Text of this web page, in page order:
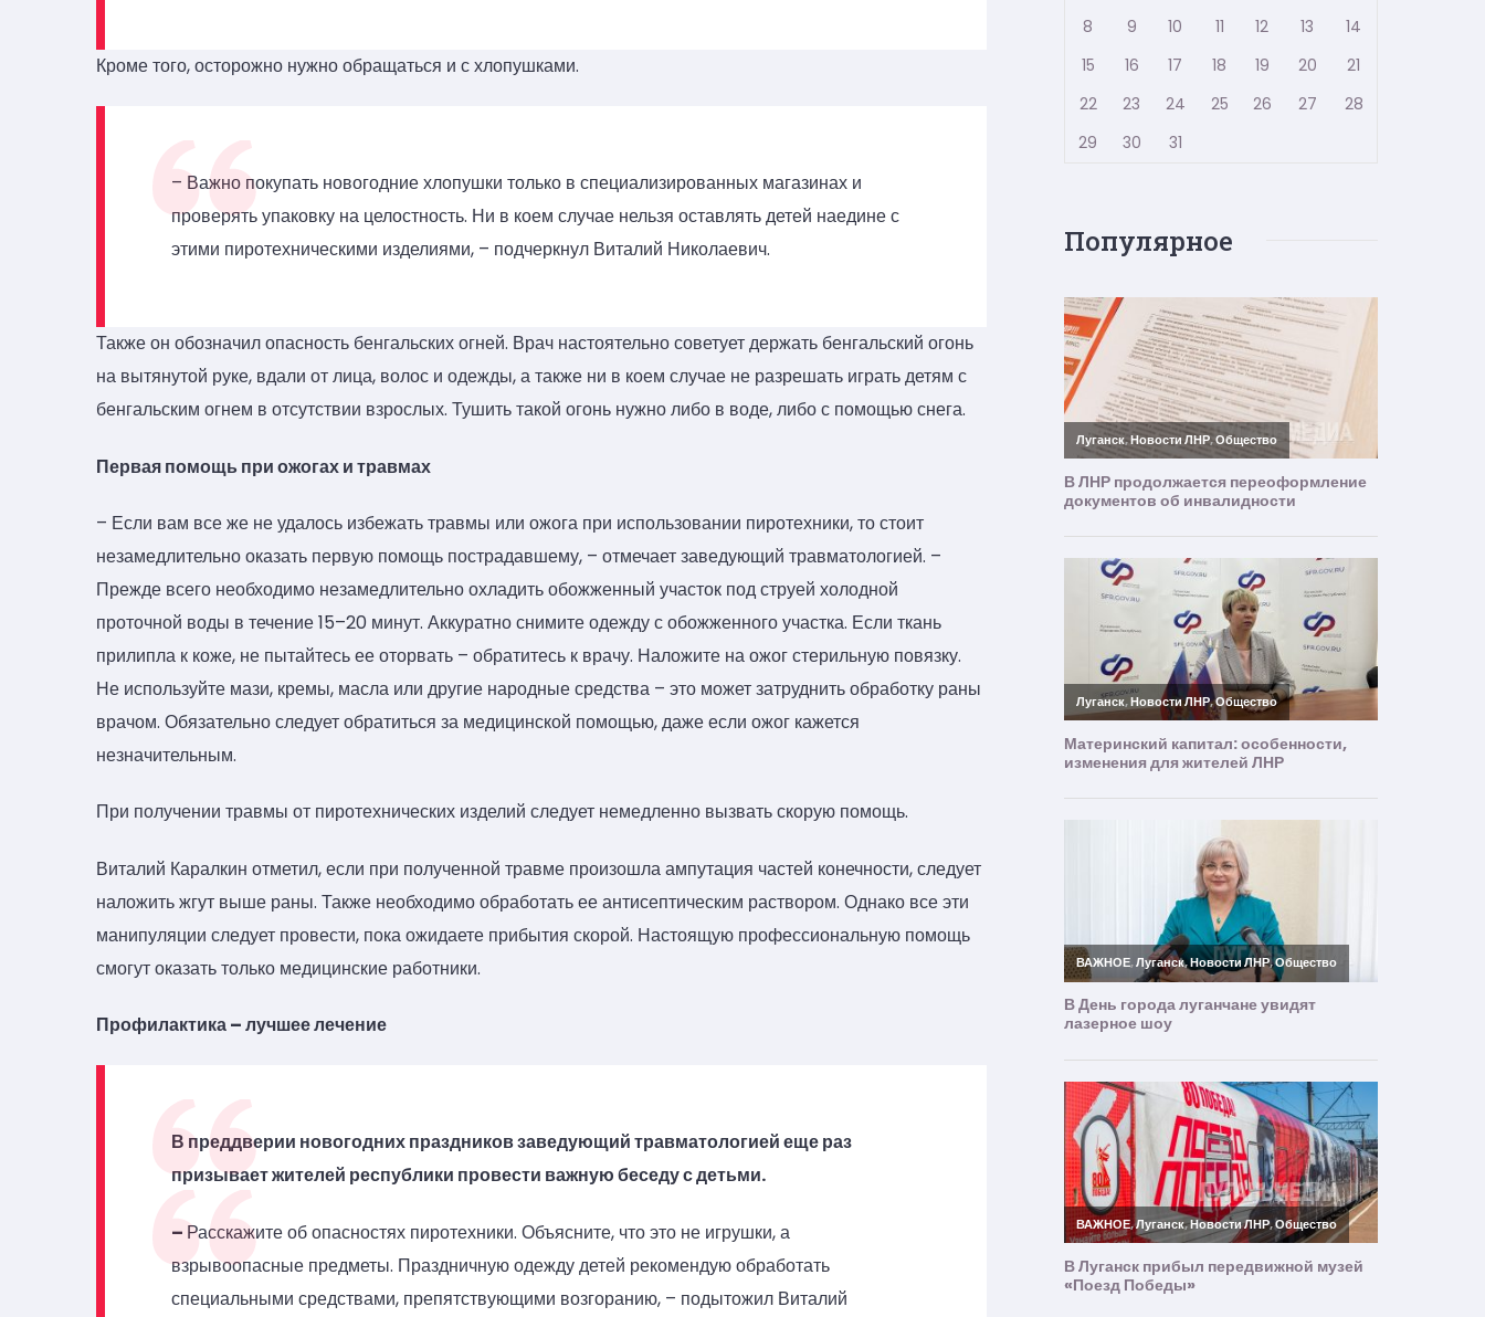
Кроме того, осторожно нужно обращаться и с хлопушками.
– Важно покупать новогодние хлопушки только в специализированных магазинах и
проверять упаковку на целостность. Ни в коем случае нельзя оставлять детей наедине с
этими пиротехническими изделиями, – подчеркнул Виталий Николаевич.
Также он обозначил опасность бенгальских огней. Врач настоятельно советует держать бенгальский огонь
на вытянутой руке, вдали от лица, волос и одежды, а также ни в коем случае не разрешать играть детям с
бенгальским огнем в отсутствии взрослых. Тушить такой огонь нужно либо в воде, либо с помощью снега.
Первая помощь при ожогах и травмах
– Если вам все же не удалось избежать травмы или ожога при использовании пиротехники, то стоит
незамедлительно оказать первую помощь пострадавшему, – отмечает заведующий травматологией. –
Прежде всего необходимо незамедлительно охладить обожженный участок под струей холодной
проточной воды в течение 15–20 минут. Аккуратно снимите одежду с обожженного участка. Если ткань
прилипла к коже, не пытайтесь ее оторвать – обратитесь к врачу. Наложите на ожог стерильную повязку.
Не используйте мази, кремы, масла или другие народные средства – это может затруднить обработку раны
врачом. Обязательно следует обратиться за медицинской помощью, даже если ожог кажется
незначительным.
При получении травмы от пиротехнических изделий следует немедленно вызвать скорую помощь.
Виталий Каралкин отметил, если при полученной травме произошла ампутация частей конечности, следует
наложить жгут выше раны. Также необходимо обработать ее антисептическим раствором. Однако все эти
манипуляции следует провести, пока ожидаете прибытия скорой. Настоящую профессиональную помощь
смогут оказать только медицинские работники.
Профилактика – лучшее лечение
В преддверии новогодних праздников заведующий травматологией еще раз
призывает жителей республики провести важную беседу с детьми.
– Расскажите об опасностях пиротехники. Объясните, что это не игрушки, а
взрывоопасные предметы. Праздничную одежду детей рекомендую обработать
специальными средствами, препятствующими возгоранию, – подытожил Виталий
8
9 10 11 12 13
14
15
16 17 18 19 20
21
22
23 24 25 26 27
28
29
30 31
Популярное